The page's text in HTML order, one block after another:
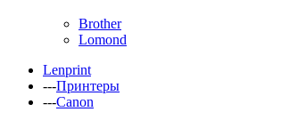
Brother
Lomond
Lenprint
---Принтеры
---Canon